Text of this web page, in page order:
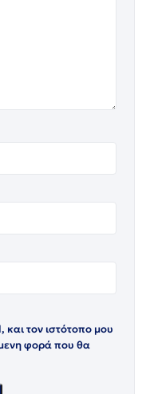
τον ιστότοπο μου
φορά που θα